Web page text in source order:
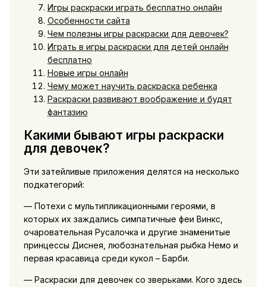
Игры раскраски играть бесплатно онлайн
Особенности сайта
Чем полезны игры раскраски для девочек?
Играть в игры раскраски для детей онлайн
бесплатно
Новые игры онлайн
Чему может научить раскраска ребенка
Раскраски развивают воображение и будят
фантазию
Какими бывают игры раскраски
для девочек?
Эти затейливые приложения делятся на несколько
подкатегорий:
— Потехи с мультипликационными героями, в
которых их заждались симпатичные феи Винкс,
очаровательная Русалочка и другие знаменитые
принцессы Диснея, любознательная рыбка Немо и
первая красавица среди кукол – Барби.
— Раскраски для девочек со зверьками. Кого здесь